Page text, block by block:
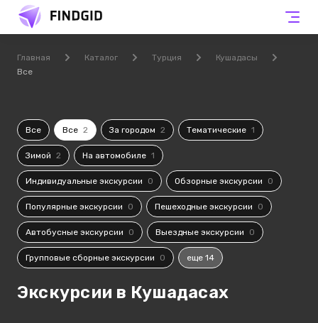
Главная Каталог Турция
Кушадасы
Все
Все Все 2 За городом 2 Тематические 1
Зимой 2 На автомобиле 1
Индивидуальные экскурсии 0 Обзорные экскурсии 0
Популярные экскурсии 0 Пешеходные экскурсии 0
Автобусные экскурсии 0 Выездные экскурсии 0
Групповые сборные экскурсии 0 еще 14
Экскурсии в Кушадасах